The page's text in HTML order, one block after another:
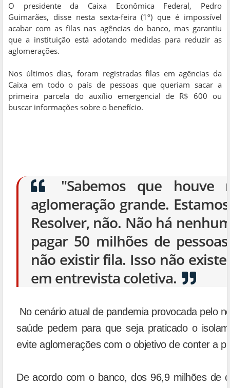
O presidente da Caixa Econômica Federal, Pedro
Guimarães, disse nesta sexta-feira (1º) que é impossível
acabar com as filas nas agências do banco, mas garantiu
que a instituição está adotando medidas para reduzir as
aglomerações.
Nos últimos dias, foram registradas filas em agências da
Caixa em todo o país de pessoas que queriam sacar a
primeira parcela do auxílio emergencial de R$ 600 ou
buscar informações sobre o benefício.
"Sabemos que houve
aglomeração grande.
Resolver, não. Não há
pagar 50 milhões de
não existir fila. Isso não
em entrevista coletiva.
No cenário atual de pandemia provocada pelo
saúde pedem para que seja praticado o
evite aglomerações com o objetivo de conter a
De acordo com o banco, dos 96,9 milhões de